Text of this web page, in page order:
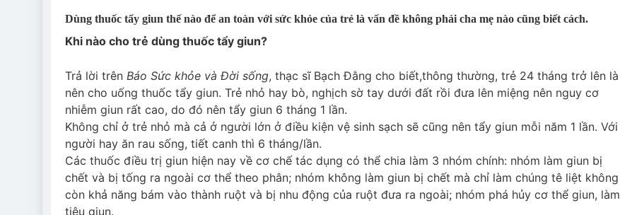
Dùng thuốc tẩy giun thế nào để an toàn với sức khỏe của trẻ là vấn đề không phải cha mẹ nào cũng biết cách.
Khi nào cho trẻ dùng thuốc tẩy giun?
Trả lời trên Báo Sức khỏe và Đời sống, thạc sĩ Bạch Đằng cho biết,thông thường, trẻ 24 tháng trở lên là
nên cho uống thuốc tẩy giun. Trẻ nhỏ hay bò, nghịch sờ tay dưới đất rồi đưa lên miệng nên nguy cơ
nhiễm giun rất cao, do đó nên tẩy giun 6 tháng 1 lần.
Không chỉ ở trẻ nhỏ mà cả ở người lớn ở điều kiện vệ sinh sạch sẽ cũng nên tẩy giun mỗi năm 1 lần. Với
người hay ăn rau sống, tiết canh thì 6 tháng/lần.
Các thuốc điều trị giun hiện nay về cơ chế tác dụng có thể chia làm 3 nhóm chính: nhóm làm giun bị
chết và bị tống ra ngoài cơ thể theo phân; nhóm không làm giun bị chết mà chỉ làm chúng tê liệt không
còn khả năng bám vào thành ruột và bị nhu động của ruột đưa ra ngoài; nhóm phá hủy cơ thể giun, làm
tiêu giun.